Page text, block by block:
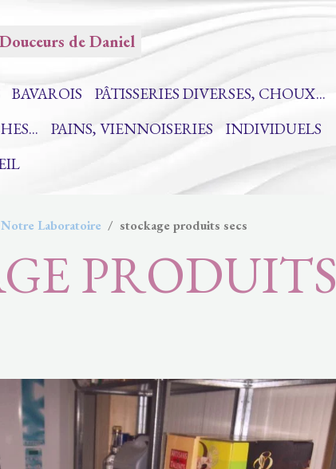
de Daniel
BAVAROIS
PÂTISSERIES DIVERSES, CHOUX...
PAINS, VIENNOISERIES
INDIVIDUELS
Notre Laboratoire stockage produits secs
PRODUITS